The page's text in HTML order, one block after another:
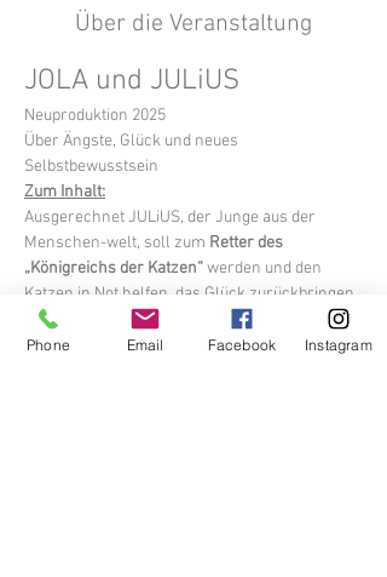
Über die Veranstaltung
JOLA und JULiUS
Neuproduktion 2025
Über Ängste, Glück und neues
Selbstbewusstsein
Zum Inhalt:
Ausgerechnet JULiUS, der Junge aus der
Menschen-welt, soll zum Retter des
„Königreichs der Katzen“ werden und den
Katzen in Not helfen, das Glück zurückbringen.
Doch JULiUS ist alles andere als ein Held. Von
JOLA, einer Streunerkatze, erhält er magische
Phone Email Facebook Instagram